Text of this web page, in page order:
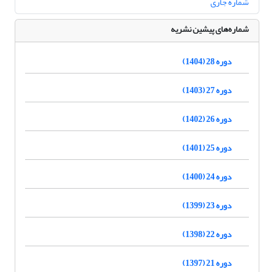
شماره‌های پیشین نشریه
دوره 28 (1404)
دوره 27 (1403)
دوره 26 (1402)
دوره 25 (1401)
دوره 24 (1400)
دوره 23 (1399)
دوره 22 (1398)
دوره 21 (1397)